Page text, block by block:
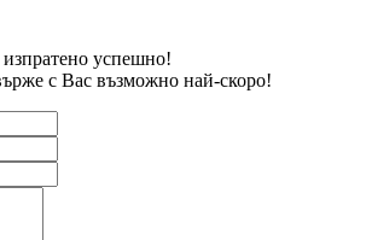
успешно!
с Вас възможно най-скоро!